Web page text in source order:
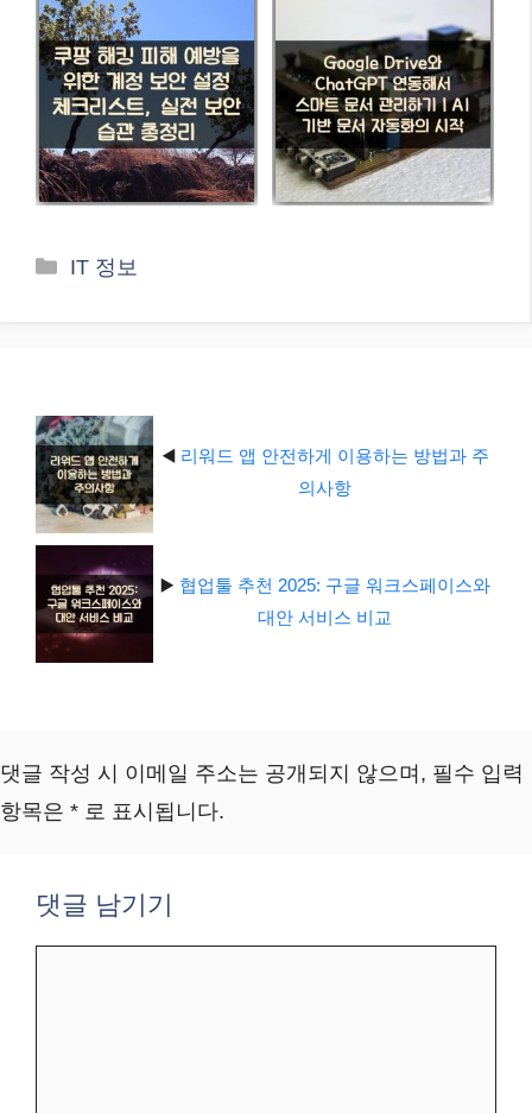
카
IT 정보
◀️ 리워드 앱 안전하게 이용하는 방법과 주
의사항
▶️ 협업툴 추천 2025: 구글 워크스페이스와
대안 서비스 비교
댓글 작성 시 이메일 주소는 공개되지 않으며, 필수 입력
항목은 * 로 표시됩니다.
댓글 남기기